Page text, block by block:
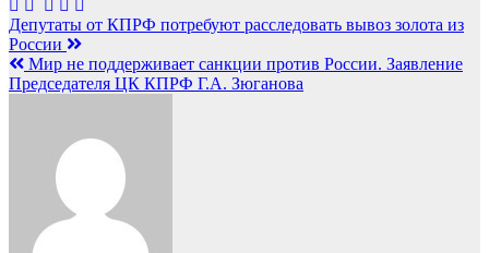
Навигация
по
записям
Депутаты от КПРФ потребуют расследовать вывоз золота из
России
Мир не поддерживает санкции против России. Заявление
Председателя ЦК КПРФ Г.А. Зюганова